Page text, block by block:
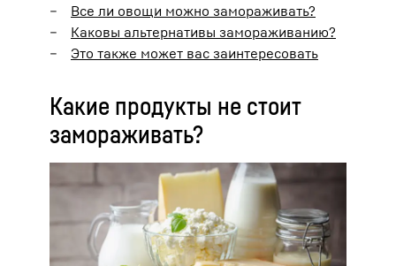
Все ли овощи можно замораживать?
Каковы альтернативы замораживанию?
Это также может вас заинтересовать
Какие продукты не стоит
замораживать?